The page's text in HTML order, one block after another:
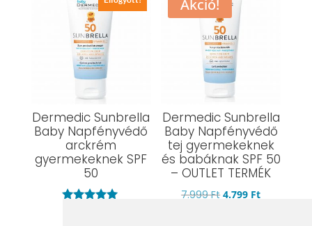
Dermedic Sunbrella
Baby Napfényvédő
arckrém
gyermekeknek SPF
50
Akció!
Dermedic Sunbrella
Baby Napfényvédő
tej gyermekeknek
és babáknak SPF 50
– OUTLET TERMÉK
7.999Ft Original
4.799 FtCurrent